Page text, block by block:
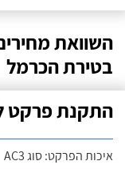
השוואת
בטירת הכרמל
התקנת פרקט
איכות הפרקט: סוג AC3